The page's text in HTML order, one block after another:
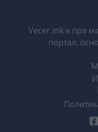
Vecer.mk е прв
портал,